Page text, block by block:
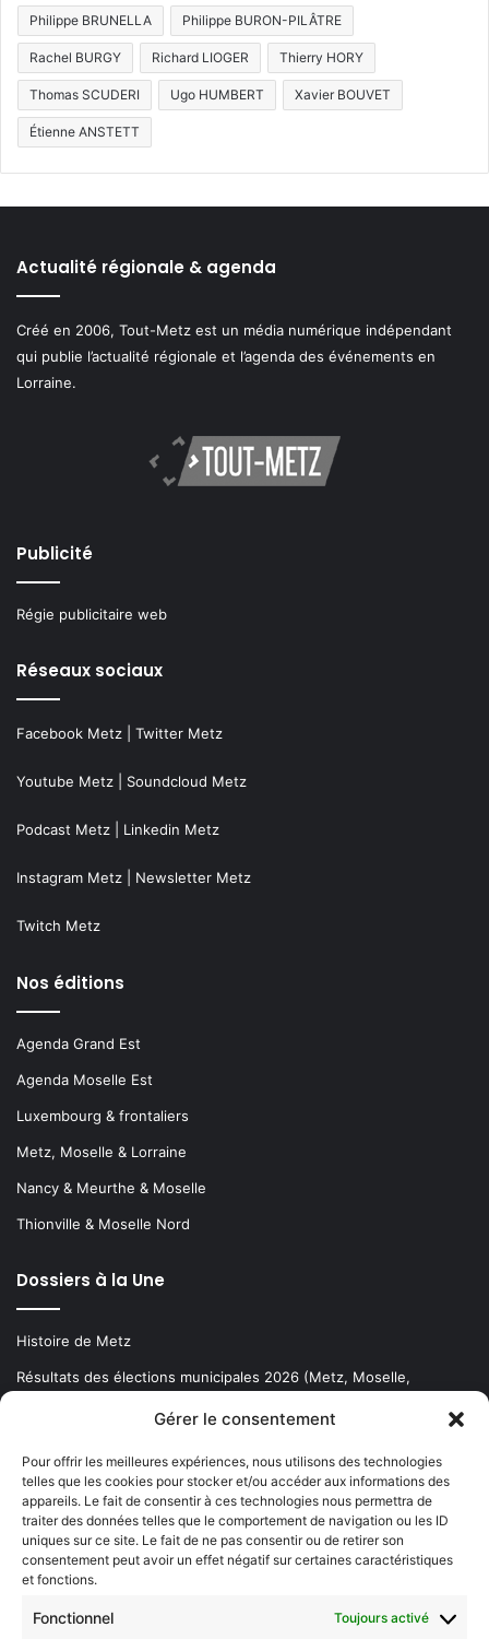
Gérer le consentement
Pour offrir les meilleures expériences, nous utilisons des technologies
telles que les cookies pour stocker et/ou accéder aux informations des
appareils. Le fait de consentir à ces technologies nous permettra de
traiter des données telles que le comportement de navigation ou les ID
uniques sur ce site. Le fait de ne pas consentir ou de retirer son
consentement peut avoir un effet négatif sur certaines caractéristiques
et fonctions.
Fonctionnel Toujours activé
Philippe BRUNELLA Philippe BURON-PILÂTRE
Rachel BURGY Richard LIOGER Thierry HORY
Thomas SCUDERI Ugo HUMBERT Xavier BOUVET
Étienne ANSTETT
Actualité régionale & agenda
Créé en 2006, Tout-Metz est un média numérique indépendant
qui publie l’actualité régionale et l’agenda des événements en
Lorraine.
Publicité
Régie publicitaire web
Réseaux sociaux
Facebook Metz Twitter Metz
Youtube Metz Soundcloud Metz
Podcast Metz Linkedin Metz
Instagram Metz Newsletter Metz
Twitch Metz
Nos éditions
Agenda Grand Est
Agenda Moselle Est
Luxembourg & frontaliers
Metz, Moselle & Lorraine
Nancy & Meurthe & Moselle
Thionville & Moselle Nord
Dossiers à la Une
Histoire de Metz
Résultats des élections municipales 2026 (Metz, Moselle,
Newsletter gratuite
Choisissez : matin, soir ou hebdo ?